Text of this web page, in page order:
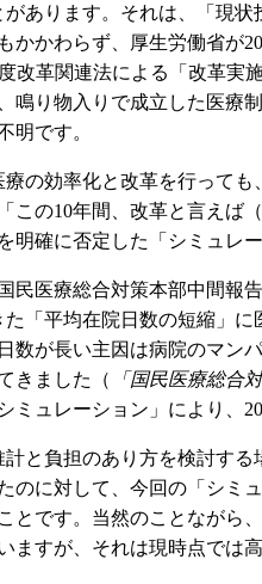
あります。それは、「現
かわらず、厚生労働省が
改革関連法による「改革
鳴り物入りで成立した医
明です。
の効率化と改革を行って
の10年間、改革と言えば
明確に否定した「シミュレ
民医療総合対策本部中間
「平均在院日数の短縮」
が長い主因は病院のマ
きました（
「国民医療総合
ミュレーション」により、
と負担のあり方を検討す
に対して、今回の「シ
とです。当然のことなが
すが、それは現時点では